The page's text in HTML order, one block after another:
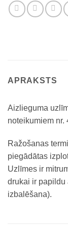
APRAKSTS
Aizlieguma
noteikumiem nr.
Ražošanas
piegādātas
Uzlīmes ir
drukai ir papildu
izbalēšana).